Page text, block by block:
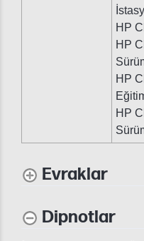
HP
HP
HP
HP
Evraklar
Dipnotlar